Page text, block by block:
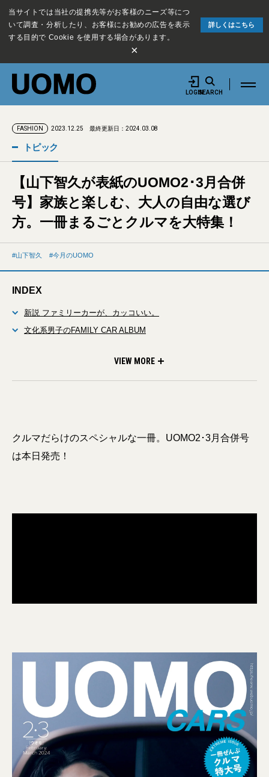
当サイトでは当社の提携先等がお客様のニーズ等につ
いて調査・分析したり、お客様にお勧めの広告を表示
する目的で Cookie を使用する場合があります。
詳しくはこちら
×
LOGINSEARCH
FASHION 2023.12.25 最終更新日：2024.03.08
トピック
【山下智久が表紙のUOMO2･3月合併
号】家族と楽しむ、大人の自由な選び
方。一冊まるごとクルマを大特集！
山下智久 今月のUOMO
INDEX
新説 ファミリーカーが、カッコいい。
文化系男子のFAMILY CAR ALBUM
VIEW MORE
クルマだらけのスペシャルな一冊。UOMO2･3月合併号
は本日発売！